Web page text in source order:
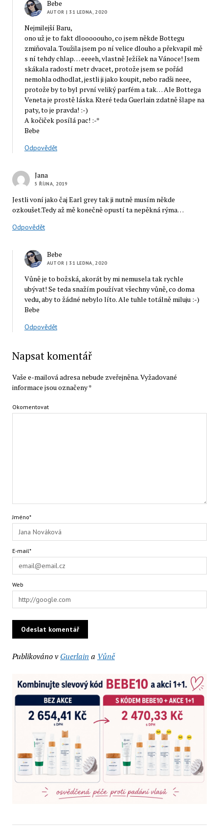
Bebe
AUTOR | 31 LEDNA, 2020
Nejmilejší Baru,
ono už je to fakt dlooooouho, co jsem někde Bottegu
zmiňovala. Toužila jsem po ní velice dlouho a překvapil mě
s ní tehdy chlap… eeeeh, vlastně Ježíšek na Vánoce! Jsem
skákala radostí metr dvacet, protože jsem se pořád
nemohla odhodlat, jestli ji jako koupit, nebo radši neee,
protože by to byl první veliký parfém a tak… Ale Bottega
Veneta je prostě láska. Které teda Guerlain zdatně šlape na
paty, to je pravda! :-)
A kočiček posílá pac! :-*
Bebe
Odpovědět
Jana
5 ŘÍJNA, 2019
Jestli voní jako čaj Earl grey tak ji nutně musím někde
ozkoušet.Tedy až mě konečně opustí ta nepěkná rýma…
Odpovědět
Bebe
AUTOR | 31 LEDNA, 2020
Vůně je to božská, akorát by mi nemusela tak rychle
ubývat! Se teda snažím používat všechny vůně, co doma
vedu, aby to žádné nebylo líto. Ale tuhle totálně miluju :-)
Bebe
Odpovědět
Napsat komentář
Vaše e-mailová adresa nebude zveřejněna.Vyžadované
informace jsou označeny*
Okomentovat
Jméno*
E-mail*
Web
Publikováno v Guerlain a Vůně